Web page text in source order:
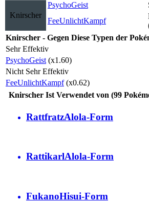
Knirscher
PsychoGeist
FeeUnlichtKampf
Knirscher - Gegen Diese Typen der
Sehr Effektiv
PsychoGeist (x1.60)
Nicht Sehr Effektiv
FeeUnlichtKampf(x0.62)
Knirscher Ist Verwendet von (99
RattfratzAlola-Form
RattikarlAlola-Form
FukanoHisui-Form